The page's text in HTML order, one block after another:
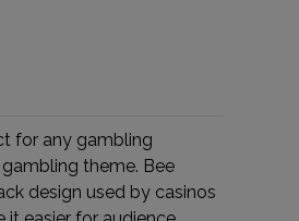
for any gambling
theme. Bee
design used by casinos